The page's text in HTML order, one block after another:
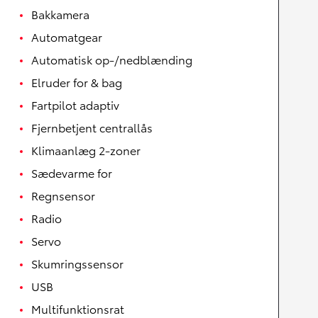
Bakkamera
Automatgear
Automatisk op-/nedblænding
Elruder for & bag
Fartpilot adaptiv
Fjernbetjent centrallås
Klimaanlæg 2-zoner
Sædevarme for
Regnsensor
Radio
Servo
Skumringssensor
USB
Multifunktionsrat